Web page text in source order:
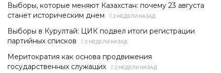
Выборы, которые меняют Казахстан: почему 23 августа
станет историческим днем
2 НЕДЕЛИ НАЗАД
Выборы в Курултай: ЦИК подвел итоги регистрации
партийных списков
2 НЕДЕЛИ НАЗАД
Меритократия как основа продвижения
государственных служащих
2 НЕДЕЛИ НАЗАД